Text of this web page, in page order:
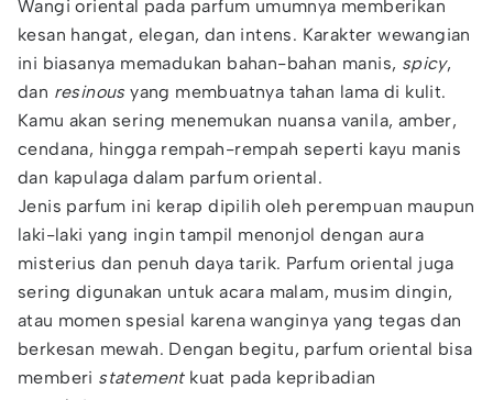
Wangi oriental pada parfum umumnya memberikan
kesan hangat, elegan, dan intens. Karakter wewangian
ini biasanya memadukan bahan-bahan manis, spicy,
dan resinousyang membuatnya tahan lama di kulit.
Kamu akan sering menemukan nuansa vanila, amber,
cendana, hingga rempah-rempah seperti kayu manis
dan kapulaga dalam parfum oriental.
Jenis parfum ini kerap dipilih oleh perempuan maupun
laki-laki yang ingin tampil menonjol dengan aura
misterius dan penuh daya tarik. Parfum oriental juga
sering digunakan untuk acara malam, musim dingin,
atau momen spesial karena wanginya yang tegas dan
berkesan mewah. Dengan begitu, parfum oriental bisa
memberi statement kuat pada kepribadian